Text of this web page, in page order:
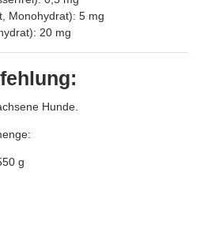
Monohydrat): 5 mg
20 mg
Hunde.
g